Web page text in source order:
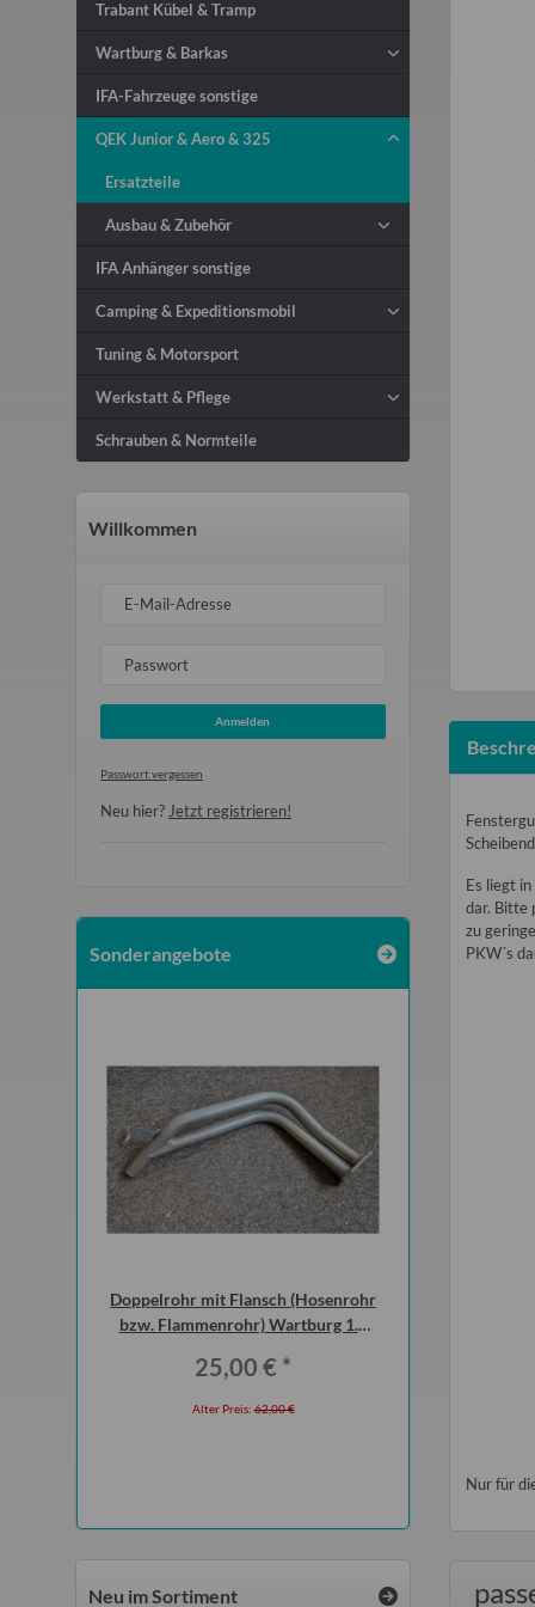
Es liegt
dar. Bitte
zu
PKW´s
Nur für
Trabant Kübel & Tramp
Wartburg & Barkas
IFA-Fahrzeuge sonstige
QEK Junior & Aero & 325
Ersatzteile
Ausbau & Zubehör
IFA Anhänger sonstige
Camping & Expeditionsmobil
Tuning & Motorsport
Werkstatt & Pflege
Schrauben & Normteile
Willkommen
E-Mail-Adresse
Passwort
Anmelden
Passwort vergessen
Neu hier? Jetzt registrieren!
Sonderangebote
Doppelrohr mit Flansch (Hosenrohr
bzw. Flammenrohr) Wartburg 1.3
25,00 € *
Alter Preis:62,00 €
Neu im Sortiment